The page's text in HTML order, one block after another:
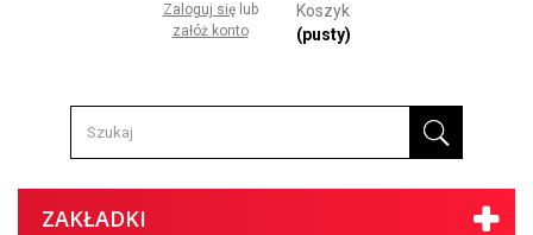
Zaloguj się lub
załóż konto
Koszyk
(pusty)
ZAKŁADKI